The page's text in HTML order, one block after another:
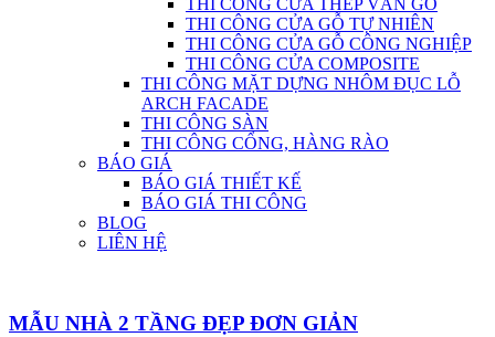
THI CÔNG CỬA THÉP VÂN GỖ
THI CÔNG CỬA GỖ TỰ NHIÊN
THI CÔNG CỬA GỖ CÔNG NGHIỆP
THI CÔNG CỬA COMPOSITE
THI CÔNG MẶT DỰNG NHÔM ĐỤC LỖ
ARCH FACADE
THI CÔNG SÀN
THI CÔNG CỔNG, HÀNG RÀO
BÁO GIÁ
BÁO GIÁ THIẾT KẾ
BÁO GIÁ THI CÔNG
BLOG
LIÊN HỆ
MẪU NHÀ 2 TẦNG ĐẸP ĐƠN GIẢN